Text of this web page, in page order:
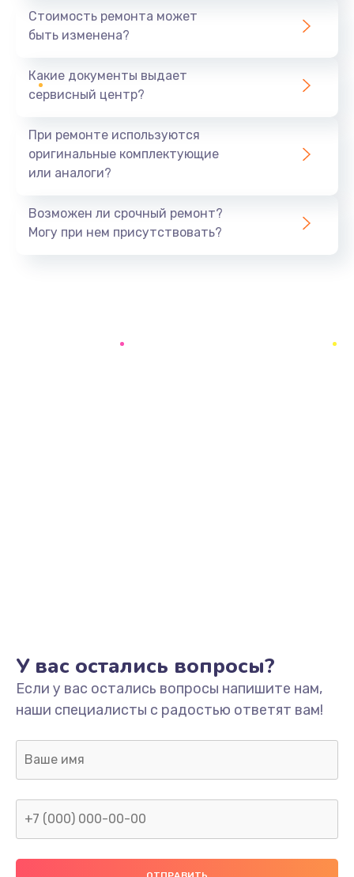
480 руб.
Замена фильтров
Замена термостата
Заказать
Ремонт двигателя кофемолки
Замена дренажного клапана
600 руб.
Заказать
Замена счетчика воды
600 руб.
Стоимость ремонта может
быть изменена?
Какие документы выдает
сервисный центр?
При ремонте используются
оригинальные комплектующие
или аналоги?
Возможен ли срочный ремонт?
Могу при нем присутствовать?
У вас остались вопросы?
Если у вас остались вопросы напишите нам,
наши специалисты с радостью ответят вам!